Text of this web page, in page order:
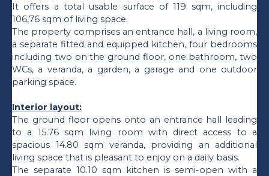
It offers a total usable surface of 119 sqm, including
106,76 sqm of living space.
The property comprises an entrance hall, a living room,
a separate fitted and equipped kitchen, four bedrooms
including two on the ground floor, one bathroom, two
WCs, a veranda, a garden, a garage and one outdoor
parking space.
Interior layout:
The ground floor opens onto an entrance hall leading
to a 15.76 sqm living room with direct access to a
spacious 14.80 sqm veranda, providing an additional
living space that is pleasant to enjoy on a daily basis.
The separate 10.10 sqm kitchen is semi-open with a